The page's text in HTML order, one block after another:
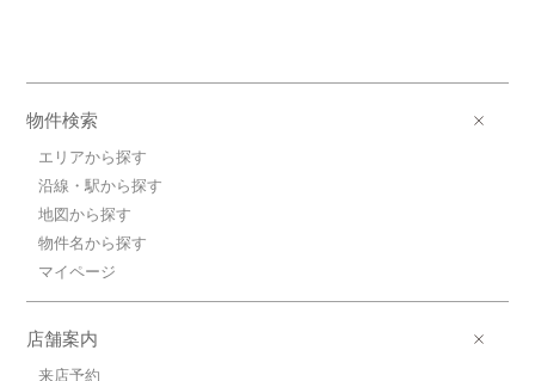
物件検索
エリアから探す
沿線・駅から探す
地図から探す
物件名から探す
マイページ
店舗案内
来店予約